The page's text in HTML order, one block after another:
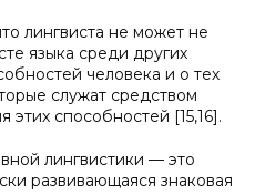
лингвиста не может не
языка среди других
человека и о тех
служат средством
этих способностей [15,16].
лингвистики — это
развивающаяся знаковая